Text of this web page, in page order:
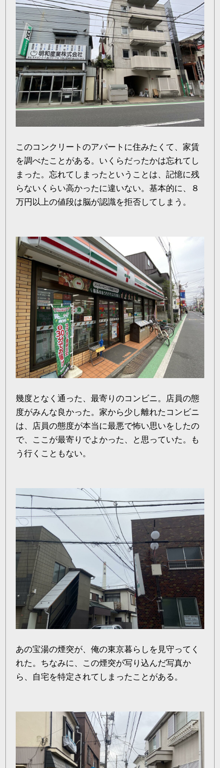
このコンクリートのアパートに住みたくて、家賃
を調べたことがある。いくらだったかは忘れてし
まった。忘れてしまったということは、記憶に残
らないくらい高かったに違いない。基本的に、８
万円以上の値段は脳が認識を拒否してしまう。
幾度となく通った、最寄りのコンビニ。店員の態
度がみんな良かった。家から少し離れたコンビニ
は、店員の態度が本当に最悪で怖い思いをしたの
で、ここが最寄りでよかった、と思っていた。も
う行くこともない。
あの宝湯の煙突が、俺の東京暮らしを見守ってく
れた。ちなみに、この煙突が写り込んだ写真か
ら、自宅を特定されてしまったことがある。